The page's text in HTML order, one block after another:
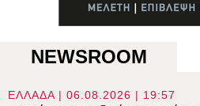
NEWSROOM
ΕΛΛΑΔΑ | 06.08.2026 | 19:57